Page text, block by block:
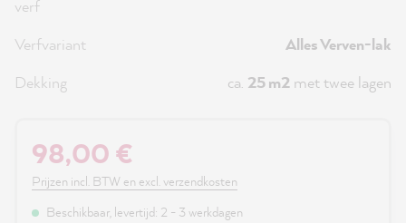
verf
Verfvariant
Alles Verven-lak
Dekking
ca. 25 m2 met twee lagen
98,00 €
Prijzen incl. BTW en excl. verzendkosten
Beschikbaar, levertijd: 2 - 3 werkdagen